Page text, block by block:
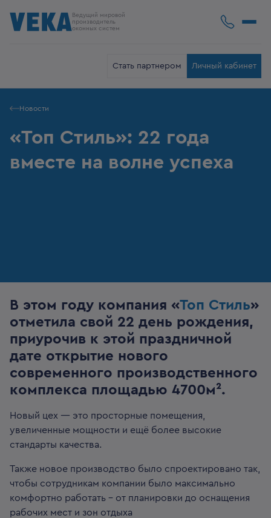
Ведущий мировой
производитель
оконных систем
Стать партнером Личный кабинет
Новости
«Топ Стиль»: 22 года
вместе на волне успеха
В этом году компания «Топ Стиль»
отметила свой 22 день рождения,
приурочив к этой праздничной
дате открытие нового
современного производственного
комплекса площадью 4700м².
Новый цех — это просторные помещения,
увеличенные мощности и ещё более высокие
стандарты качества.
Также новое производство было спроектировано так,
чтобы сотрудникам компании было максимально
комфортно работать – от планировки до оснащения
рабочих мест и зон отдыха